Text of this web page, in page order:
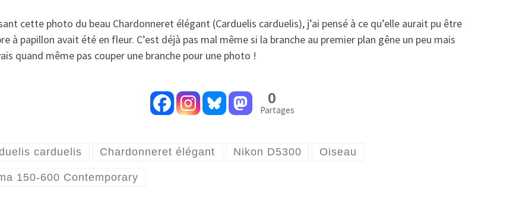
cette photo du beau Chardonneret élégant (Carduelis carduelis), j’ai pensé à ce qu’elle aurait pu être
à papillon avait été en fleur. C’est déjà pas mal même si la branche au premier plan gêne un peu mais
quand même pas couper une branche pour une photo !
0
Partages
carduelis Chardonneret élégant Nikon D5300 Oiseau
150-600 Contemporary